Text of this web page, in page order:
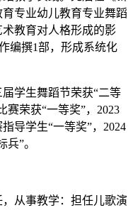
专业幼儿教育专业舞蹈
教育对人格形成的影
编撰1部，形成系统化
学生舞蹈节荣获“二等
赛荣获“一等奖”，2023
导学生“一等奖”，2024
”。
从事教学：担任儿歌演